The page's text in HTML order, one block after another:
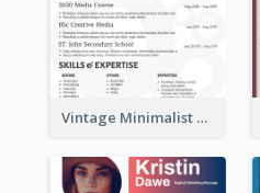
Vintage Minimalist Photography Resume